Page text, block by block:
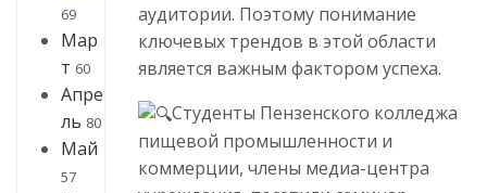
69
Мар
т 60
Апре
ль 80
Май
57
аудитории. Поэтому понимание
ключевых трендов в этой области
является важным фактором успеха.
Студенты Пензенского колледжа
пищевой промышленности и
коммерции, члены медиа-центра